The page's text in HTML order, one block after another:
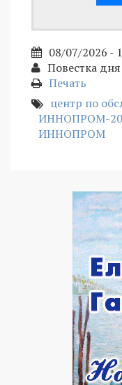
08/07/2026 -
Повестка дня
Печать
центр по
ИННОПРОМ-
ИННОПРОМ